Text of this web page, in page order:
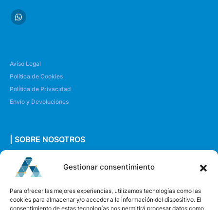
Gestionar consentimiento
Para ofrecer las mejores experiencias, utilizamos tecnologías como las
cookies para almacenar y/o acceder a la información del dispositivo. El
consentimiento de estas tecnologías nos permitirá procesar datos como
Aviso Legal
Política de Cookies
Política de Privacidad
Envío y Devoluciones
| SOBRE NOSOTROS
Quiénes somos
Envíanos un mensaje